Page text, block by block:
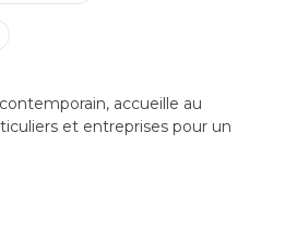
accueille au
et entreprises pour un
conviviale pour vos
utiliser le fabuleux Yacht